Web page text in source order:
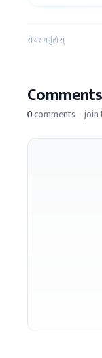
सेयर गर्नुहोस्
Comments
0comments · join